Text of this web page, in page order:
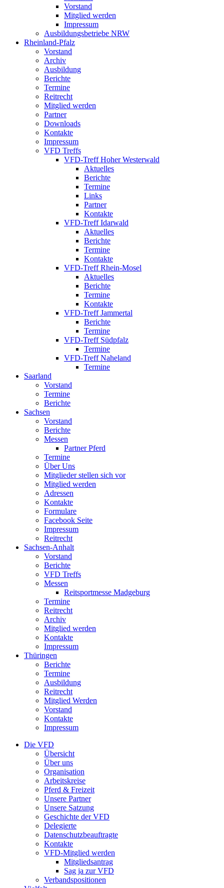
Vorstand
Mitglied werden
Impressum
Ausbildungsbetriebe NRW
Rheinland-Pfalz
Vorstand
Archiv
Ausbildung
Berichte
Termine
Reitrecht
Mitglied werden
Partner
Downloads
Kontakte
Impressum
VFD Treffs
VFD-Treff Hoher Westerwald
Aktuelles
Berichte
Termine
Links
Partner
Kontakte
VFD-Treff Idarwald
Aktuelles
Berichte
Termine
Kontakte
VFD-Treff Rhein-Mosel
Aktuelles
Berichte
Termine
Kontakte
VFD-Treff Jammertal
Berichte
Termine
VFD-Treff Südpfalz
Termine
VFD-Treff Naheland
Termine
Saarland
Vorstand
Termine
Berichte
Sachsen
Vorstand
Berichte
Messen
Partner Pferd
Termine
Über Uns
Mitglieder stellen sich vor
Mitglied werden
Adressen
Kontakte
Formulare
Facebook Seite
Impressum
Reitrecht
Sachsen-Anhalt
Vorstand
Berichte
VFD Treffs
Messen
Reitsportmesse Madgeburg
Termine
Reitrecht
Archiv
Mitglied werden
Kontakte
Impressum
Thüringen
Berichte
Termine
Ausbildung
Reitrecht
Mitglied Werden
Vorstand
Kontakte
Impressum
Die VFD
Übersicht
Über uns
Organisation
Arbeitskreise
Pferd & Freizeit
Unsere Partner
Unsere Satzung
Geschichte der VFD
Delegierte
Datenschutzbeauftragte
Kontakte
VFD-Mitglied werden
Mitgliedsantrag
Sag ja zur VFD
Verbandspositionen